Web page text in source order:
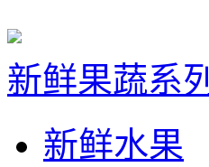
新鲜果蔬系列
新鲜水果